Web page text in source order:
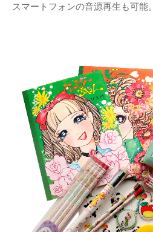
スマートフォンの音源再生も可能。